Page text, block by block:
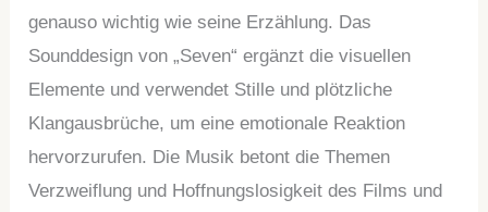
genauso wichtig wie seine Erzählung. Das
Sounddesign von „Seven“ ergänzt die visuellen
Elemente und verwendet Stille und plötzliche
Klangausbrüche, um eine emotionale Reaktion
hervorzurufen. Die Musik betont die Themen
Verzweiflung und Hoffnungslosigkeit des Films und